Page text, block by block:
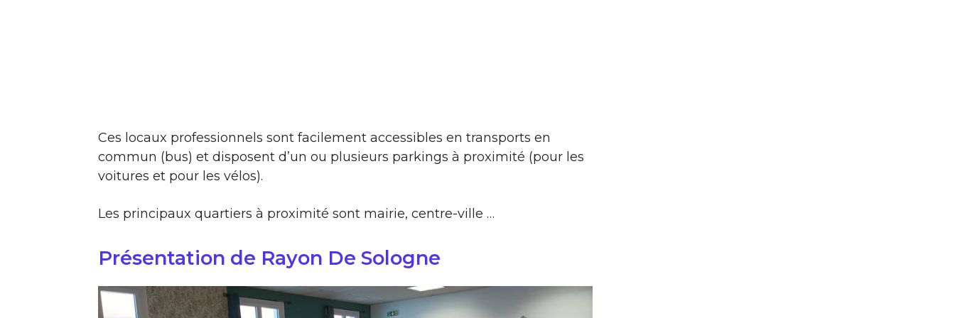
Ces locaux professionnels sont facilement accessibles en transports en
commun (bus) et disposent d’un ou plusieurs parkings à proximité (pour les
voitures et pour les vélos).
Les principaux quartiers à proximité sont mairie, centre-ville …
Présentation de Rayon De Sologne